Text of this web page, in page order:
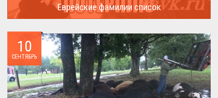
Еврейские фамилии список
10
СЕНТЯБРЬ